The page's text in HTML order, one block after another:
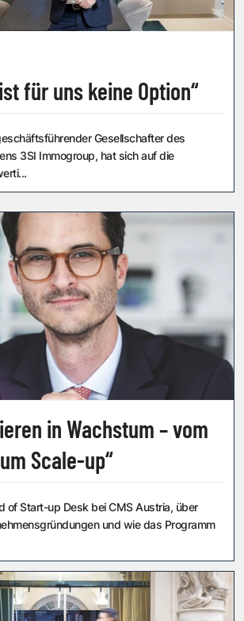
„Stillstand ist für uns keine Option“
Gesellschafter des
3SI Immogroup, hat sich auf die
in Wachstum – vom
Scale-up“
of Start-up Desk bei CMS Austria, über
und wie das Programm